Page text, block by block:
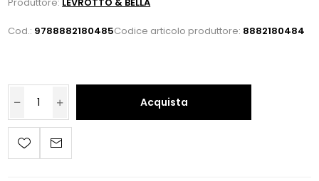
Cod.: 9788882180485Codice articolo produttore: 8882180484
Acquista